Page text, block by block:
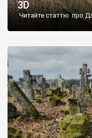
3D
Читайте статтю про